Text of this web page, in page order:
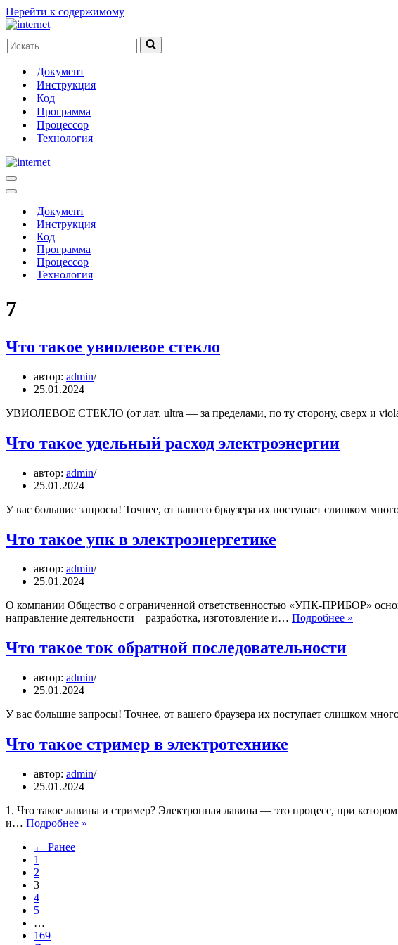
Перейти к содержимому
Искать...
Документ
Инструкция
Код
Программа
Процессор
Технология
Меню
навигации
Меню
навигацииДокумент
Инструкция
Код
Программа
Процессор
Технология
7
Что такое увиолевое стекло
автор: admin
25.01.2024
УВИОЛЕВОЕ СТЕКЛО (от лат. ultra — за пределами, по ту сторону, сверх и
Что такое удельный расход электроэнергии
автор: admin
25.01.2024
У вас большие запросы! Точнее, от вашего браузера их поступает слишком
Что такое упк в электроэнергетике
автор: admin
25.01.2024
О компании Общество с ограниченной ответственностью «УПК-ПРИБОР»
направление деятельности – разработка, изготовление и… Подробнее »
Что такое ток обратной последовательности
автор: admin
25.01.2024
У вас большие запросы! Точнее, от вашего браузера их поступает слишком
Что такое стример в электротехнике
автор: admin
25.01.2024
1. Что такое лавина и стример? Электронная лавина — это процесс, при
и… Подробнее »
← Ранее
1
2
3
4
5
…
169